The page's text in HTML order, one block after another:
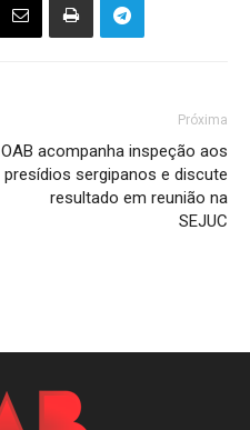
Próxima
OAB acompanha inspeção aos
presídios sergipanos e discute
resultado em reunião na
SEJUC